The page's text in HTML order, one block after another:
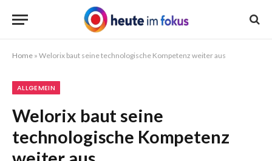
Home » Welorix baut seine technologische Kompetenz weiter aus
ALLGEMEIN
Welorix baut seine
technologische Kompetenz